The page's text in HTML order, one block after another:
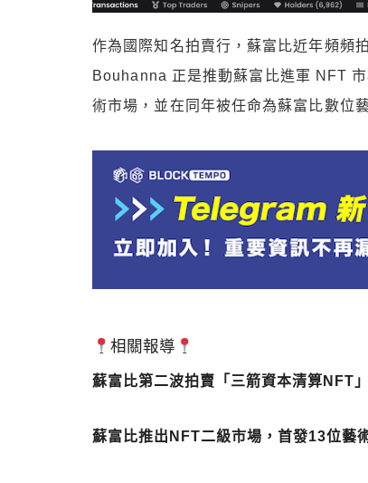
作為國際知名拍賣行，蘇富比近年頻頻
Bouhanna 正是推動蘇富比進軍 NFT
術市場，並在同年被任命為蘇富比數位
相關報導
蘇富比第二波拍賣「三箭資本清算NFT
蘇富比推出NFT二級市場，首發13位藝